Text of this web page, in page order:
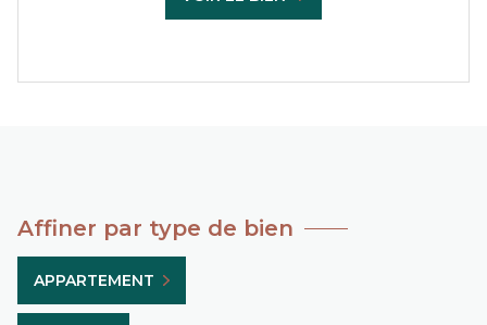
Affiner par type de bien
APPARTEMENT